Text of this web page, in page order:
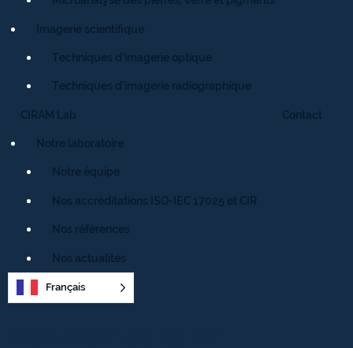
Imagerie scientifique
Techniques d’imagerie optique
Techniques d’imagerie radiographique
CIRAM Lab
Notre laboratoire
Notre équipe
Nos accréditations ISO-IEC 17025 et CIR
Nos références
Nos actualités
Contact
Français